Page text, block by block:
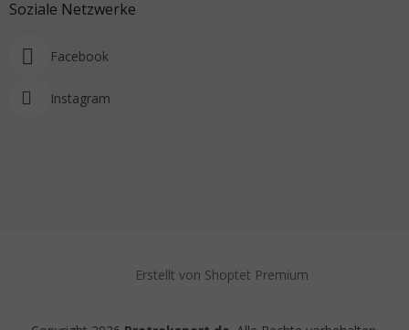
Soziale Netzwerke
Facebook
Instagram
Erstellt von Shoptet Premium